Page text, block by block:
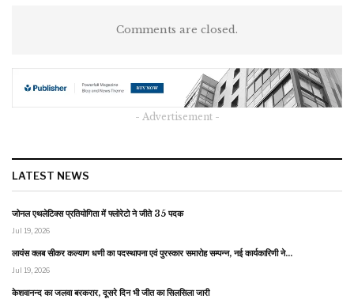
Comments are closed.
- Advertisement -
LATEST NEWS
जोनल एथलेटिक्स प्रतियोगिता में फ्लोरेटो ने जीते 35 पदक
Jul 19, 2026
लायंस क्लब सीकर कल्याण धणी का पदस्थापना एवं पुरस्कार समारोह सम्पन्न, नई कार्यकारिणी ने…
Jul 19, 2026
केशवानन्द का जलवा बरकरार, दूसरे दिन भी जीत का सिलसिला जारी